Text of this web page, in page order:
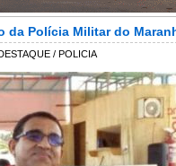
da Polícia Militar do
/ POLICIA